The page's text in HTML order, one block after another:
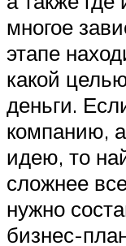
многое
этапе
какой
деньги.
компанию,
идею, то
сложнее
нужно
бизнес-